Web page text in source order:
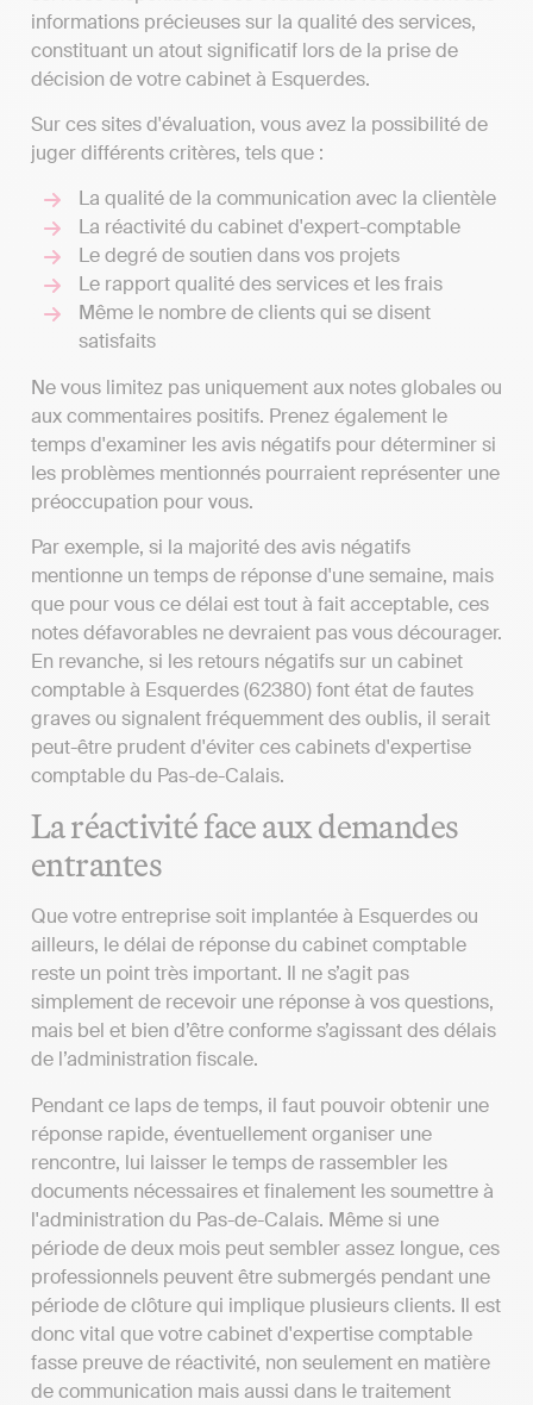
informations précieuses sur la qualité des services,
constituant un atout significatif lors de la prise de
décision de votre cabinet à Esquerdes.
Sur ces sites d'évaluation, vous avez la possibilité de
juger différents critères, tels que :
La qualité de la communication avec la clientèle
La réactivité du cabinet d'expert-comptable
Le degré de soutien dans vos projets
Le rapport qualité des services et les frais
Même le nombre de clients qui se disent
satisfaits
Ne vous limitez pas uniquement aux notes globales ou
aux commentaires positifs. Prenez également le
temps d'examiner les avis négatifs pour déterminer si
les problèmes mentionnés pourraient représenter une
préoccupation pour vous.
Par exemple, si la majorité des avis négatifs
mentionne un temps de réponse d'une semaine, mais
que pour vous ce délai est tout à fait acceptable, ces
notes défavorables ne devraient pas vous décourager.
En revanche, si les retours négatifs sur un cabinet
comptable à Esquerdes (62380) font état de fautes
graves ou signalent fréquemment des oublis, il serait
peut-être prudent d'éviter ces cabinets d'expertise
comptable du Pas-de-Calais.
La réactivité face aux demandes
entrantes
Que votre entreprise soit implantée à Esquerdes ou
ailleurs, le délai de réponse du cabinet comptable
reste un point très important. Il ne s’agit pas
simplement de recevoir une réponse à vos questions,
mais bel et bien d’être conforme s’agissant des délais
de l’administration fiscale.
Pendant ce laps de temps, il faut pouvoir obtenir une
réponse rapide, éventuellement organiser une
rencontre, lui laisser le temps de rassembler les
documents nécessaires et finalement les soumettre à
l'administration du Pas-de-Calais. Même si une
période de deux mois peut sembler assez longue, ces
professionnels peuvent être submergés pendant une
période de clôture qui implique plusieurs clients. Il est
donc vital que votre cabinet d'expertise comptable
fasse preuve de réactivité, non seulement en matière
de communication mais aussi dans le traitement